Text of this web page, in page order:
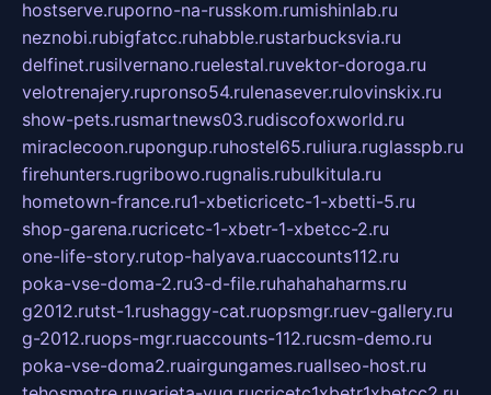
hostserve.ruporno-na-russkom.rumishinlab.ru
neznobi.rubigfatcc.ruhabble.rustarbucksvia.ru
delfinet.rusilvernano.ruelestal.ruvektor-doroga.ru
velotrenajery.rupronso54.rulenasever.rulovinskix.ru
show-pets.rusmartnews03.rudiscofoxworld.ru
miraclecoon.rupongup.ruhostel65.ruliura.ruglasspb.ru
firehunters.rugribowo.rugnalis.rubulkitula.ru
hometown-france.ru1-xbeticricetc-1-xbetti-5.ru
shop-garena.rucricetc-1-xbetr-1-xbetcc-2.ru
one-life-story.rutop-halyava.ruaccounts112.ru
poka-vse-doma-2.ru3-d-file.ruhahahaharms.ru
g2012.rutst-1.rushaggy-cat.ruopsmgr.ruev-gallery.ru
g-2012.ruops-mgr.ruaccounts-112.rucsm-demo.ru
poka-vse-doma2.ruairgungames.ruallseo-host.ru